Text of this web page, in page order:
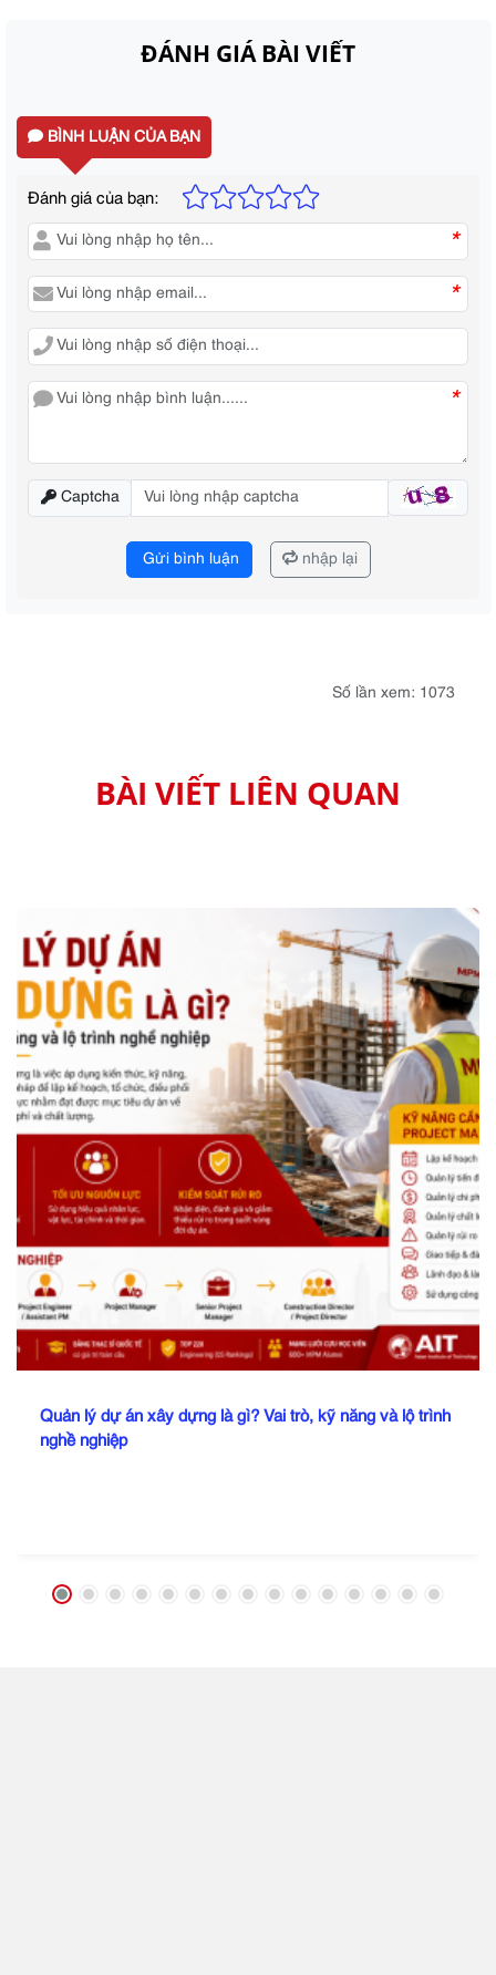
ĐÁNH GIÁ BÀI VIẾT
BÌNH LUẬN CỦA BẠN
Đánh giá của bạn:
*
*
*
Captcha
Gửi bình luận nhập lại
Số lần xem: 1073
BÀI VIẾT LIÊN QUAN
Quản lý dự án xây dựng là gì? Vai trò, kỹ năng và lộ trình
nghề nghiệp